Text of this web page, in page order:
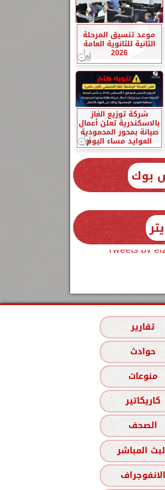
موعد تنسيق المرحلة
الثانية للثانوية العامة
2026
شركة توزيع الغاز
بالاسكندرية تعلن أعمال
صيانة بمحور المحمودية
العوايد مساء اليوم
بوك
Tweets by
تقارير
حوادث
منوعات
كاريكاتير
الصحف
المباشر
الانفوجراف